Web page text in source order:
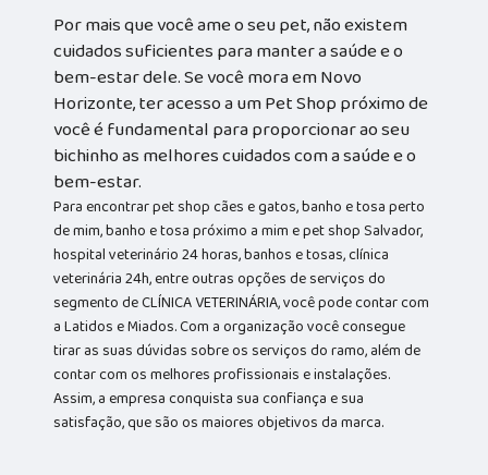
Por mais que você ame o seu pet, não existem
cuidados suficientes para manter a saúde e o
bem-estar dele. Se você mora em Novo
Horizonte, ter acesso a um Pet Shop próximo de
você é fundamental para proporcionar ao seu
bichinho as melhores cuidados com a saúde e o
bem-estar.
Para encontrar pet shop cães e gatos, banho e tosa perto
de mim, banho e tosa próximo a mim e pet shop Salvador,
hospital veterinário 24 horas, banhos e tosas, clínica
veterinária 24h, entre outras opções de serviços do
segmento de CLÍNICA VETERINÁRIA, você pode contar com
a Latidos e Miados. Com a organização você consegue
tirar as suas dúvidas sobre os serviços do ramo, além de
contar com os melhores profissionais e instalações.
Assim, a empresa conquista sua confiança e sua
satisfação, que são os maiores objetivos da marca.